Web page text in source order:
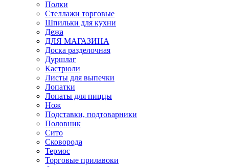
Полки
Стеллажи торговые
Шпильки для кухни
Дежа
ДЛЯ МАГАЗИНА
Доска разделочная
Дуршлаг
Кастрюли
Листы для выпечки
Лопатки
Лопаты для пиццы
Нож
Подставки, подтоварники
Половник
Сито
Сковорода
Термос
Торговые прилавоки